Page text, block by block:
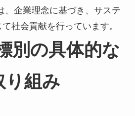
、企業理念に基づき、サステ
社会貢献を行っています。
別の具体的な
り組み